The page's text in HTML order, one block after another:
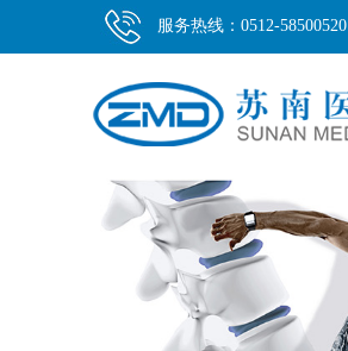
服务热线：0512-58500520